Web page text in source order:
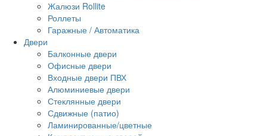
Жалюзи Rollite
Роллеты
Гаражные / Автоматика
Двери
Балконные двери
Офисные двери
Входные двери ПВХ
Алюминиевые двери
Стеклянные двери
Сдвижные (патио)
Ламинированные/цветные